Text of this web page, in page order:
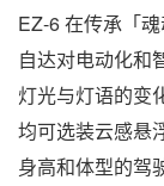
EZ-6 在传承「
自达对电动化和
灯光与灯语的变
均可选装云感悬
身高和体型的驾